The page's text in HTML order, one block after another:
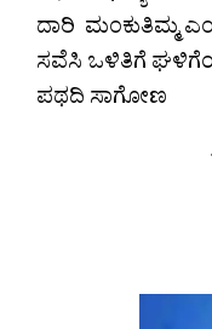
ದಾರಿ ಮಂಕುತಿಮ್ಮ
ಸವೆಸಿ ಒಳಿತಿಗೆ
ಪಥದಿ ಸಾಗೋಣ